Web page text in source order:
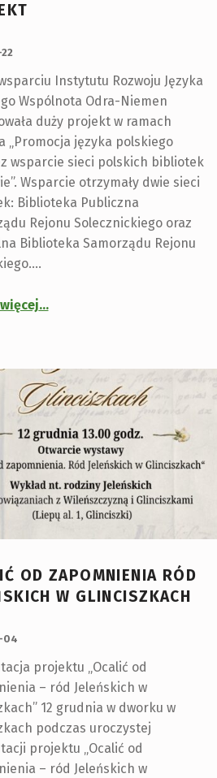
Instytutu Rozwoju Języka
Wspólnota Odra-Niemen
duży projekt w ramach
„Promocja języka polskiego
wsparcie sieci polskich bibliotek
Wsparcie otrzymały dwie sieci
Biblioteka Publiczna
Rejonu Solecznickiego oraz
Biblioteka Samorządu Rejonu
…
OD ZAPOMNIENIA RÓD
W GLINCISZKACH
04
projektu „Ocalić od
– ród Jeleńskich w
12 grudnia w dworku w
podczas uroczystej
projektu „Ocalić od
– ród Jeleńskich w